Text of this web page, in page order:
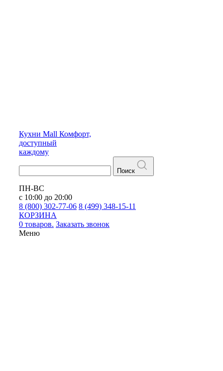
Кухни Mall Комфорт,
доступный
каждому
Поиск
ПН-ВС
с 10:00 до 20:00
8 (800) 302-77-06 8 (499) 348-15-11
КОРЗИНА
0 товаров. Заказать звонок
Меню